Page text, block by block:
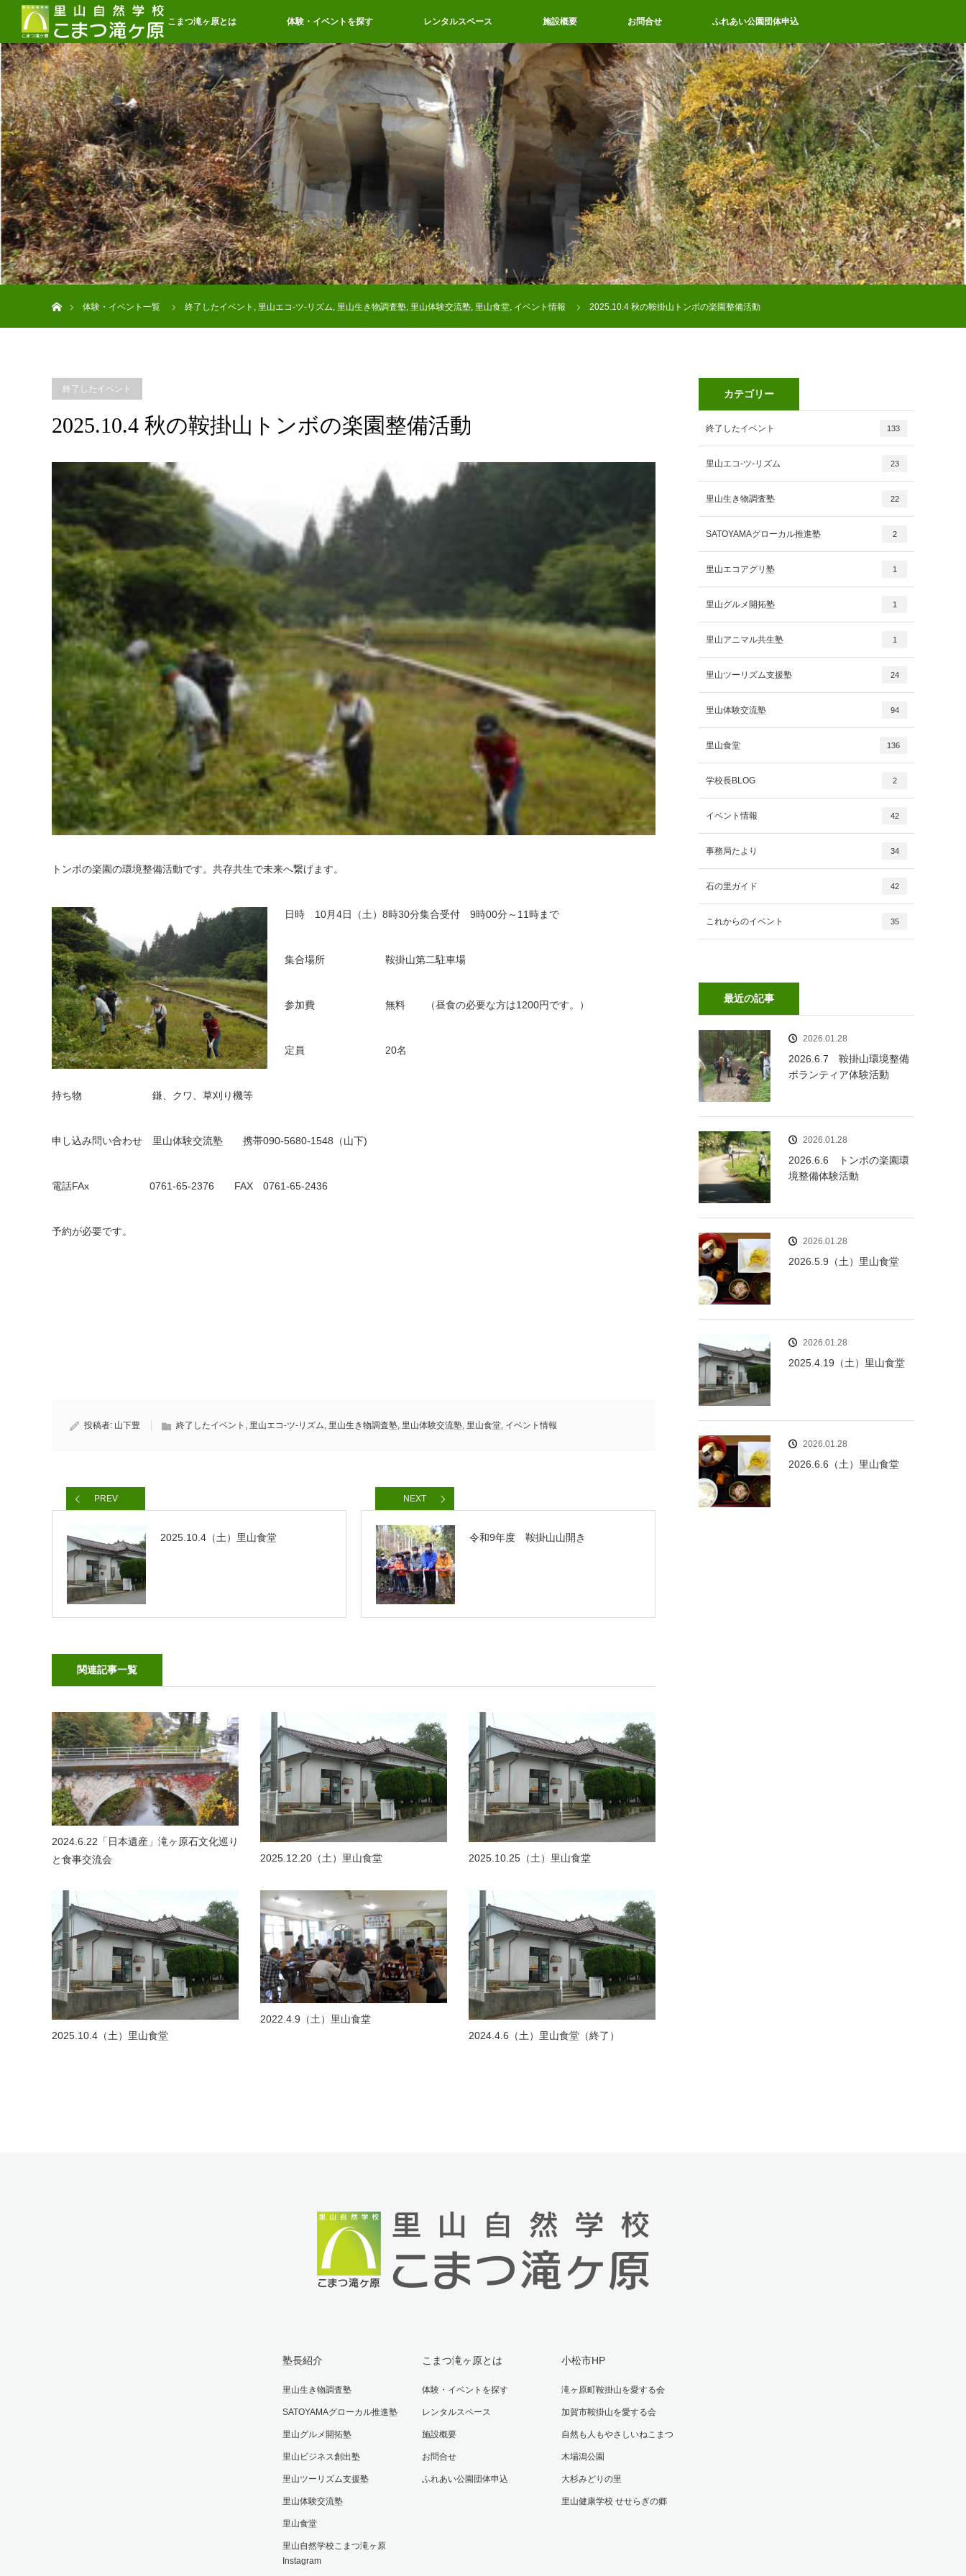
こまつ滝ヶ原とは 体験・イベントを探す レンタルスペース 施設概要 お問合せ ふれあい公園団体申込
体験・イベント一覧
終了したイベント , 里山エコ-ツ-リズム, 里山生き物調査塾, 里山体験交流塾, 里山食堂, イベント情報 2025.10.4 秋の鞍掛山トンボの楽園整備活動
終了したイベント
2025.10.4 秋の鞍掛山トンボの楽園整備活動
トンボの楽園の環境整備活動です。共存共生で未来へ繋げます。
日時 10月4日（土）8時30分集合受付 9時00分～11時まで
集合場所 鞍掛山第二駐車場
参加費 無料 （昼食の必要な方は1200円です。）
定員 20名
持ち物 鎌、クワ、草刈り機等
申し込み問い合わせ 里山体験交流塾 携帯090-5680-1548（山下)
電話FAx 0761-65-2376 FAX 0761-65-2436
予約が必要です。
投稿者: 山下豊 終了したイベント , 里山エコ-ツ-リズム, 里山生き物調査塾, 里山体験交流塾, 里山食堂, イベント情報
PREV
2025.10.4（土）里山食堂
NEXT
令和9年度 鞍掛山山開き
関連記事一覧
2024.6.22「日本遺産」滝ヶ原石文化巡り
と食事交流会
2025.12.20（土）里山食堂 2025.10.25（土）里山食堂
2025.10.4（土）里山食堂
2022.4.9（土）里山食堂
2024.4.6（土）里山食堂（終了）
カテゴリー
終了したイベント 133
里山エコ-ツ-リズム 23
里山生き物調査塾 22
SATOYAMAグローカル推進塾 2
里山エコアグリ塾 1
里山グルメ開拓塾 1
里山アニマル共生塾 1
里山ツーリズム支援塾 24
里山体験交流塾 94
里山食堂 136
学校長BLOG 2
イベント情報 42
事務局たより 34
石の里ガイド 42
これからのイベント 35
最近の記事
2026.01.28
2026.6.7 鞍掛山環境整備
ボランティア体験活動
2026.01.28
2026.6.6 トンボの楽園環
境整備体験活動
2026.01.28
2026.5.9（土）里山食堂
2026.01.28
2025.4.19（土）里山食堂
2026.01.28
2026.6.6（土）里山食堂
塾長紹介
里山生き物調査塾
SATOYAMAグローカル推進塾
里山グルメ開拓塾
里山ビジネス創出塾
里山ツーリズム支援塾
里山体験交流塾
里山食堂
里山自然学校こまつ滝ヶ原
Instagram
こまつ滝ヶ原とは
体験・イベントを探す
レンタルスペース
施設概要
お問合せ
ふれあい公園団体申込
小松市HP
滝ヶ原町鞍掛山を愛する会
加賀市鞍掛山を愛する会
自然も人もやさしいねこまつ
木場潟公園
大杉みどりの里
里山健康学校 せせらぎの郷